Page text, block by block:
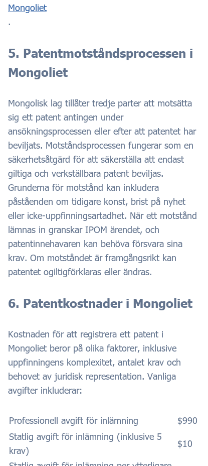
Mongoliet
.
5. Patentmotståndsprocessen i
Mongoliet
Mongolisk lag tillåter tredje parter att motsätta
sig ett patent antingen under
ansökningsprocessen eller efter att patentet har
beviljats. Motståndsprocessen fungerar som en
säkerhetsåtgärd för att säkerställa att endast
giltiga och verkställbara patent beviljas.
Grunderna för motstånd kan inkludera
påståenden om tidigare konst, brist på nyhet
eller icke-uppfinningsartadhet. När ett motstånd
lämnas in granskar IPOM ärendet, och
patentinnehavaren kan behöva försvara sina
krav. Om motståndet är framgångsrikt kan
patentet ogiltigförklaras eller ändras.
6. Patentkostnader i Mongoliet
Kostnaden för att registrera ett patent i
Mongoliet beror på olika faktorer, inklusive
uppfinningens komplexitet, antalet krav och
behovet av juridisk representation. Vanliga
avgifter inkluderar:
Professionell avgift för inlämning
$990
Statlig avgift för inlämning (inklusive 5
krav)
$10